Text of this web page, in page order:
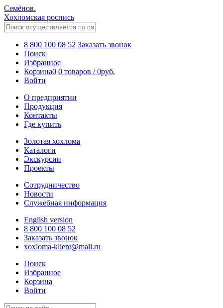
Семёнов.
Хохломская роспись
8 800 100 08 52 Заказать звонок
Поиск
Избранное
Корзина0 0 товаров /0руб.
Войти
О предприятии
Продукция
Контакты
Где купить
Золотая хохлома
Каталоги
Экскурсии
Проекты
Сотрудничество
Новости
Служебная информация
English version
8 800 100 08 52
Заказать звонок
xoxloma-klient@mail.ru
Поиск
Избранное
Корзина
Войти